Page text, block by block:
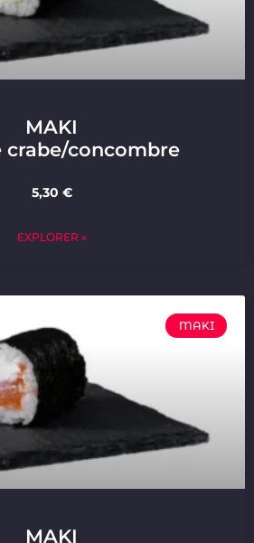
MAKI
crabe/concombre
5,30 €
EXPLORER »
MAKI
MAKI